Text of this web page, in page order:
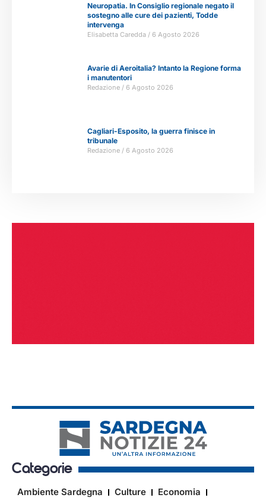
Neuropatia. In Consiglio regionale negato il
sostegno alle cure dei pazienti, Todde
intervenga
Elisabetta Caredda 6 Agosto 2026
Avarie di Aeroitalia? Intanto la Regione forma
i manutentori
Redazione 6 Agosto 2026
Cagliari-Esposito, la guerra finisce in
tribunale
Redazione 6 Agosto 2026
Categorie
Ambiente Sardegna Culture Economia